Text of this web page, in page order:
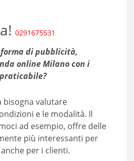
0291675531
di pubblicità,
online Milano con i
bisogna valutare
e le modalità. Il
ad esempio, offre delle
più interessanti per
per i clienti.